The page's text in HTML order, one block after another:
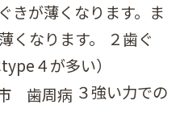
きが薄くなります。ま
くなります。 ２歯ぐ
４が多い）
３強い力での